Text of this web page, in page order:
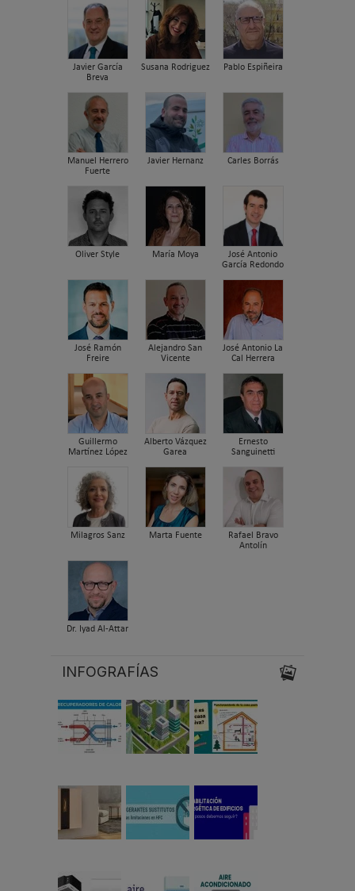
Javier García
Breva
Susana Rodriguez Pablo Espiñeira
Manuel Herrero
Fuerte
Javier Hernanz Carles Borrás
Oliver Style María Moya
José Antonio
García Redondo
José Ramón
Freire
Alejandro San
Vicente
José Antonio La
Cal Herrera
Guillermo
Martínez López
Alberto Vázquez
Garea
Ernesto
Sanguinetti
Milagros Sanz Marta Fuente
Rafael Bravo
Antolín
Dr. Iyad Al-Attar
INFOGRAFÍAS